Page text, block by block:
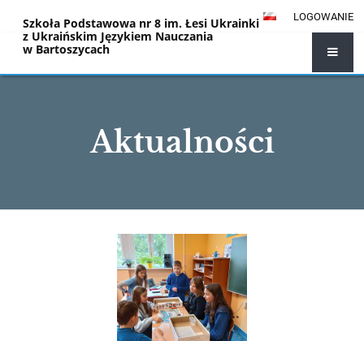
LOGOWANIE
Szkoła Podstawowa nr 8 im. Łesi Ukrainki
z Ukraińskim Językiem Nauczania
w Bartoszycach
Aktualności